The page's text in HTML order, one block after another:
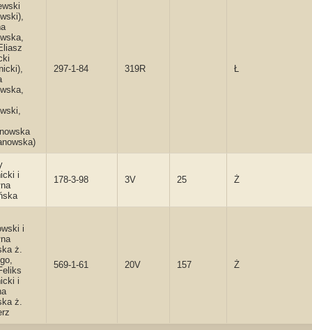
297-1-84 319R Ł
i
178-3-98 3V 25 Ż
i
ż.
i
ż.
569-1-61 20V 157 Ż